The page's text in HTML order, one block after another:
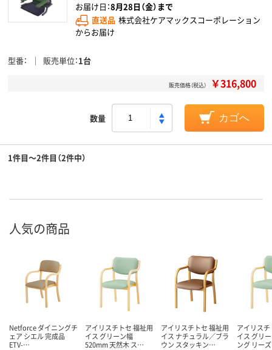
お届け日：8月28日（金）まで
直送品 株式会社ケアマックスコーポレーション
からお届け
型番 販売単位 1台
販売価格（税込） ￥316,800
数量 カゴへ
1件目～2件目（2件中）
人気の商品
Netforce ダイニングチ
ェア シエル 完成品
ETV-…
アイリスチトセ 福祉用
イス グリーン幅
520mm 天然木 ス…
アイリスチトセ 福祉用
イス ナチュラル／ブラ
ウン スタッキン…
アイリス
イス グリ
ング リー